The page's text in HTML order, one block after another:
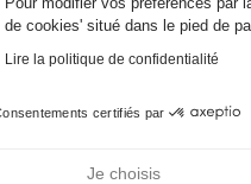
de cookies' situé dans le pied de
Lire la politique de confidentialité
certifiés par
Je choisis